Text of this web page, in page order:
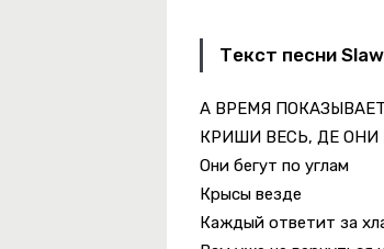
Текст песни
А ВРЕМЯ
КРИШИ ВЕСЬ, ДЕ ОНИ
Они бегут по углам
Крысы везде
Каждый ответит за